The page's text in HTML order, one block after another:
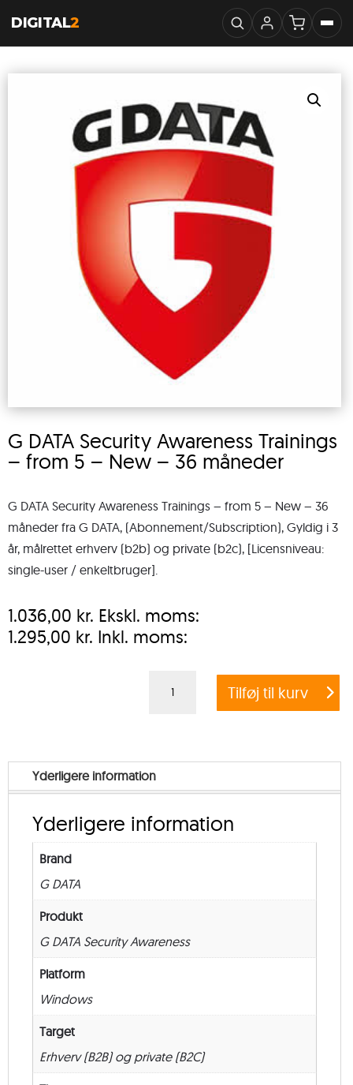
DIGITAL2
G DATA Security Awareness Trainings
– from 5 – New – 36 måneder
G DATA Security Awareness Trainings – from 5 – New – 36
måneder fra G DATA, (Abonnement/Subscription), Gyldig i 3
år, målrettet erhverv (b2b) og private (b2c), [Licensniveau:
single-user / enkeltbruger].
1.036,00 kr. Ekskl. moms:
1.295,00 kr. Inkl. moms:
Trainings
–
5
måneder
antal
Tilføj til kurv
Yderligere information
Yderligere information
Brand
G DATA
Produkt
G DATA Security Awareness
Platform
Windows
Target
Erhverv (B2B) og private (B2C)